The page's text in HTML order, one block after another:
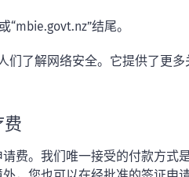
结尾。
们了解网络安全。它提供了更多
费
费。我们唯一接受的付款方式